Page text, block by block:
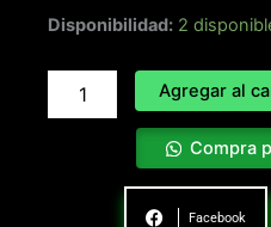
Disponibilidad: 2
MAYBACH
Agregar al
Compra
Facebook